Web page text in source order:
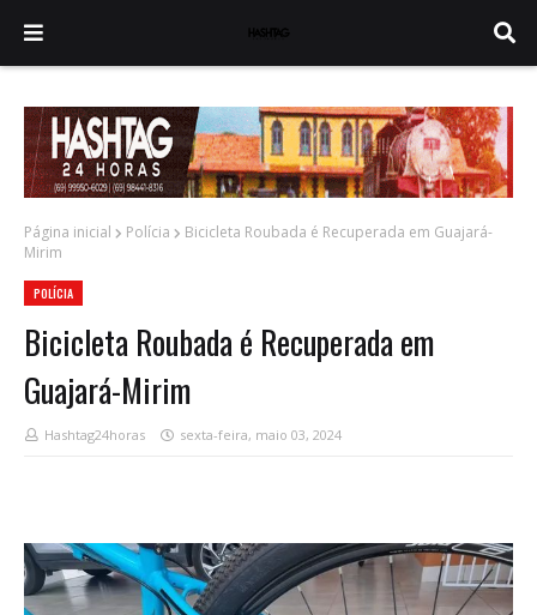
Página inicial Polícia
Bicicleta Roubada é Recuperada em Guajará-
Mirim
POLÍCIA
Bicicleta Roubada é Recuperada em
Guajará-Mirim
Hashtag24horas sexta-feira, maio 03, 2024